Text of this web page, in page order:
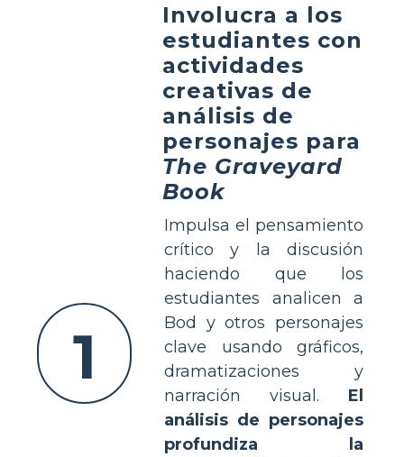
1
Involucra a los
estudiantes con
actividades
creativas de
análisis de
personajes para
The Graveyard
Book
Impulsa el pensamiento
crítico y la discusión
haciendo que los
estudiantes analicen a
Bod y otros personajes
clave usando gráficos,
dramatizaciones y
narración visual. El
análisis de personajes
profundiza la